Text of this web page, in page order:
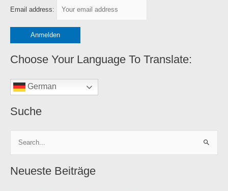
Email address:
Choose Your Language To Translate:
German
Suche
c
Neueste Beiträge
g
e